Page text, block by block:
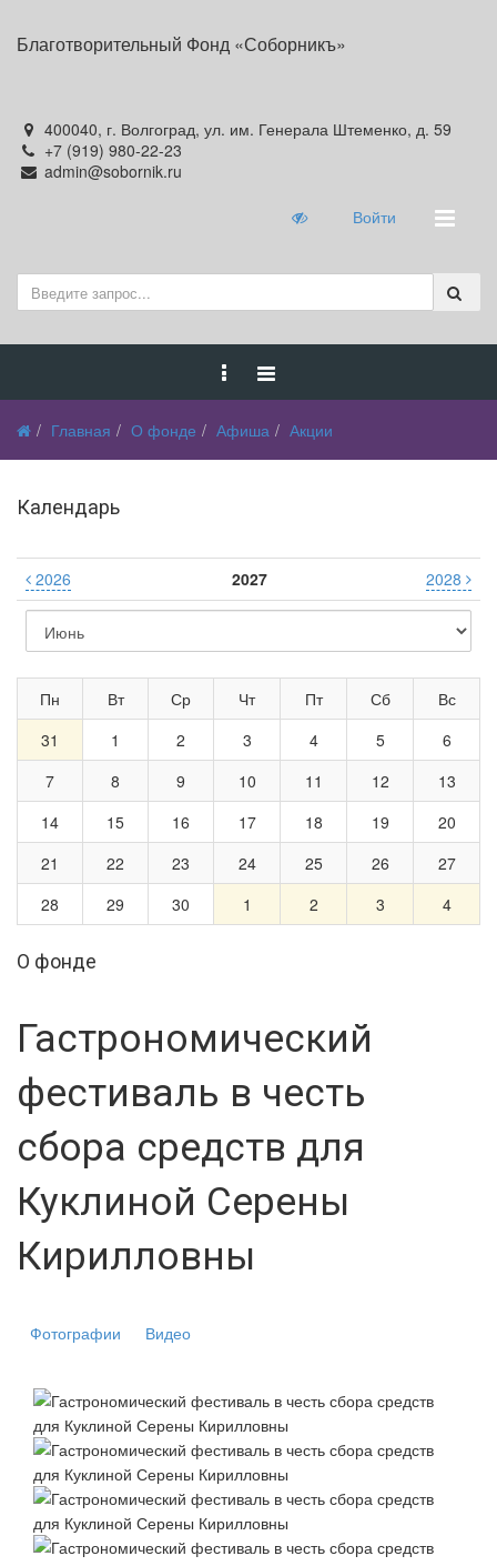
Благотворительный Фонд «Соборникъ»
400040, г. Волгоград, ул. им. Генерала Штеменко, д. 59
+7 (919) 980-22-23
admin@sobornik.ru
Войти
Главная О фонде Афиша Акции
Календарь
2026 2027 2028
Пн Вт Ср Чт Пт Сб
Вс
31
1 2 3 4 5
6
7
8 9 10 11 12
13
14
15 16 17 18 19
20
21
22 23 24 25 26
27
28
29 30 1 2 3 4
О фонде
Гастрономический
фестиваль в честь
сбора средств для
Куклиной Серены
Кирилловны
Фотографии Видео